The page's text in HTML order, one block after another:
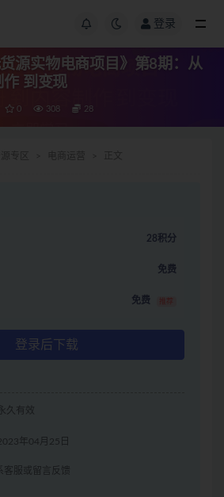
登录
源实物电商项目》第8期：从
作 到变现
0 308 28
28积分
免费
免费 推荐
登录后下载
永久有效
年04月25日
客服或留言反馈